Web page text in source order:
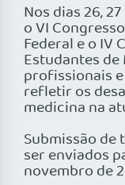
Nos dias 26,
o VI
Federal e o IV
Estudantes
profissionais
refletir os
medicina na
Submissão
ser enviados
novembro de